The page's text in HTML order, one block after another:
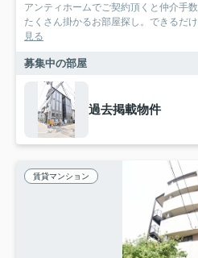
アンティホームでご契約頂くと仲介手
たくさん掛かるお部屋探し。できるだ
見る
募集中の部屋
過去掲載物件
賃貸マンション